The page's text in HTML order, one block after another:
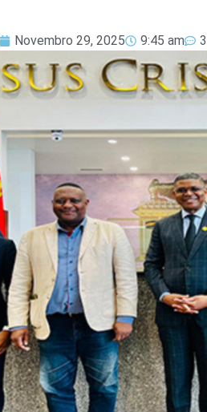
Novembro 29, 2025 9:45 am